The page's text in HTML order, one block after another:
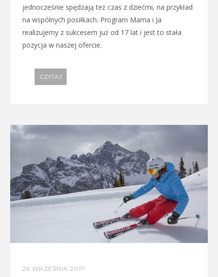
jednocześnie spędzają też czas z dziećmi, na przykład
na wspólnych posiłkach. Program Mama i Ja
realizujemy z sukcesem już od 17 lat i jest to stała
pozycja w naszej ofercie.
CZYTAJ
26 WRZEŚNIA 2017